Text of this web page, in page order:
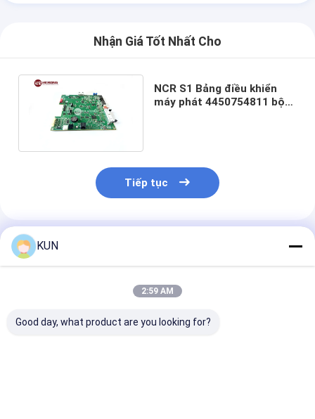
Nhận Giá Tốt Nhất Cho
NCR S1 Bảng điều khiển
máy phát 4450754811 bộ
Tiếp tục
Sản Phẩm Khuyến Cáo
KUN
2:59 AM
Good day, what product are you looking for?